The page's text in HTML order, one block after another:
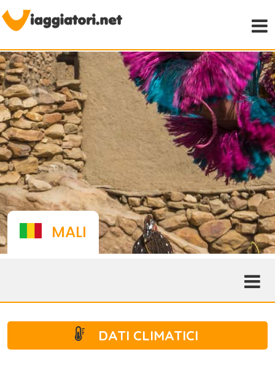
MALI
DATI CLIMATICI